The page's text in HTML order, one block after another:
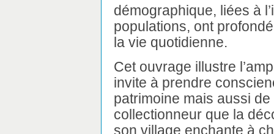
démographique, liées à
populations, ont
la vie quotidienne.
Cet ouvrage illustre
invite à prendre
patrimoine mais aussi de
collectionneur que la
son village enchante à